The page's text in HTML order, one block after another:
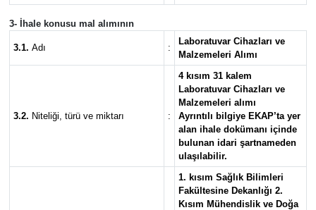
3- İhale konusu mal alımının
3.1. Adı :
Laboratuvar Cihazları ve
Malzemeleri Alımı
3.2. Niteliği, türü ve miktarı :
4 kısım 31 kalem
Laboratuvar Cihazları ve
Malzemeleri alımı
Ayrıntılı bilgiye EKAP’ta yer
alan ihale dokümanı içinde
bulunan idari şartnameden
ulaşılabilir.
1. kısım Sağlık Bilimleri
Fakültesine Dekanlığı 2.
Kısım Mühendislik ve Doğa